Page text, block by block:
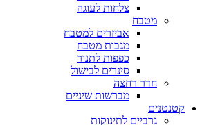
צלחות לעוגה
מטבח
אביזרים למטבח
מגבות מטבח
כפפות לתנור
סינרים לבישול
חדר רחצה
מברשות שיניים
קטנטנים
גרביים לתינוקות